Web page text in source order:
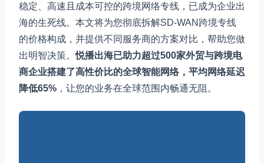
稳定、高速且成本可控的跨境网络专线，已成为企业出
海的生死线。本文将为您彻底拆解SD-WAN跨境专线
的价格构成，并提供不同服务商的方案对比，帮助您做
出明智决策。悦播出海已助力超过500家外贸与跨境电
商企业搭建了高性价比的全球智能网络，平均网络延迟
降低65% ，让您的业务在全球范围内畅通无阻。